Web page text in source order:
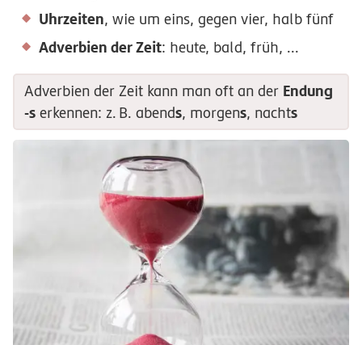
Uhrzeiten, wie um eins, gegen vier, halb fünf
Adverbien der Zeit: heute, bald, früh, ...
Adverbien der Zeit kann man oft an der Endung
-serkennen: z. B. abends, morgens, nachts